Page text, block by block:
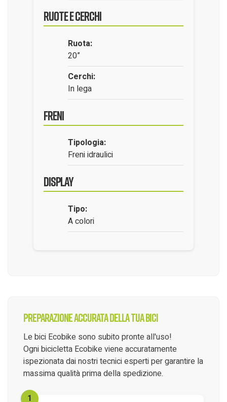
Ruote e Cerchi
Ruota:
20”
Cerchi:
In lega
Freni
Tipologia:
Freni idraulici
Display
Tipo:
A colori
Preparazione accurata della tua bici
Le bici Ecobike sono subito pronte all'uso!
Ogni bicicletta Ecobike viene accuratamente
ispezionata dai nostri tecnici esperti per garantire la
massima qualità prima della spedizione.